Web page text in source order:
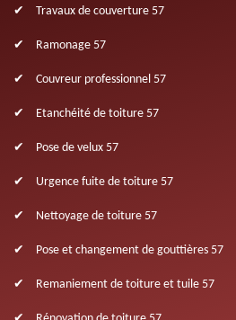
Travaux de couverture 57
Ramonage 57
Couvreur professionnel 57
Etanchéité de toiture 57
Pose de velux 57
Urgence fuite de toiture 57
Nettoyage de toiture 57
Pose et changement de gouttières 57
Remaniement de toiture et tuile 57